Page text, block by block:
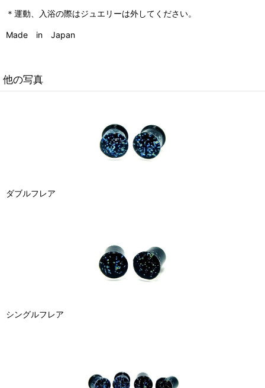
＊運動、入浴の際はジュエリーは外してください。
Made in Japan
他の写真
ダブルフレア
シングルフレア